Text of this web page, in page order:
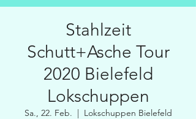
Stahlzeit
Schutt+Asche Tour
2020 Bielefeld
Lokschuppen
Sa., 22. Feb.
  |
Lokschuppen Bielefeld